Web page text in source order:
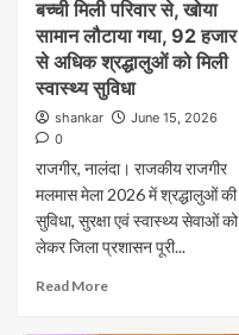
बच्ची मिली परिवार से, खोया
सामान लौटाया गया, 92 हजार
से अधिक श्रद्धालुओं को मिली
स्वास्थ्य सुविधा
shankar
June 15, 2026
0
राजगीर, नालंदा। राजकीय राजगीर
मलमास मेला 2026 में श्रद्धालुओं की
सुविधा, सुरक्षा एवं स्वास्थ्य सेवाओं को
लेकर जिला प्रशासन पूरी...
Read More